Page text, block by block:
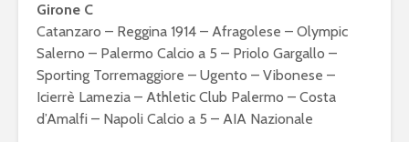
Girone C
Catanzaro – Reggina 1914 – Afragolese – Olympic
Salerno – Palermo Calcio a 5 – Priolo Gargallo –
Sporting Torremaggiore – Ugento – Vibonese –
Icierrè Lamezia – Athletic Club Palermo – Costa
d’Amalfi – Napoli Calcio a 5 – AIA Nazionale